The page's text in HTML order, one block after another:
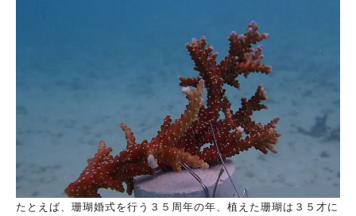
たとえば、珊瑚婚式を行う３５周年の年、植えた珊瑚は３５才に